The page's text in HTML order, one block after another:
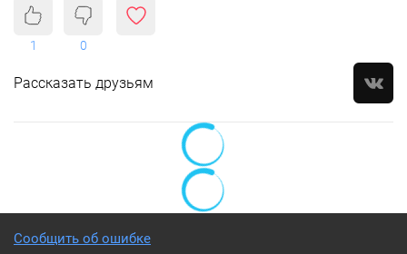
1 0
Рассказать друзьям
Сообщить об ошибке